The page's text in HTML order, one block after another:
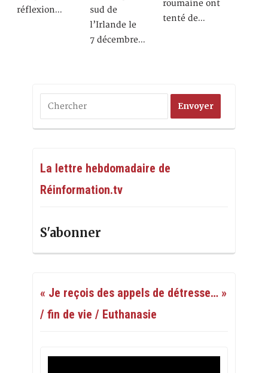
réflexion…
sud de
l’Irlande le
7 décembre…
roumaine ont
tenté de…
La lettre hebdomadaire de
Réinformation.tv
S'abonner
« Je reçois des appels de détresse… »
/ fin de vie / Euthanasie